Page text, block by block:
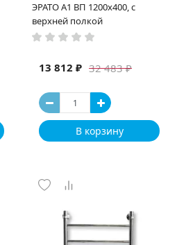
ЭРАТО А1 ВП 1200x400, с
верхней полкой
32 483 ₽
13 812 ₽
В корзину